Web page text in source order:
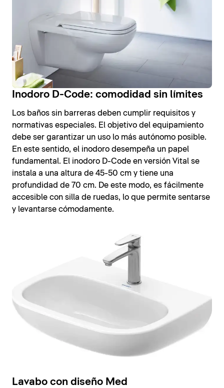
Inodoro D-Code: comodidad sin límites
Los baños sin barreras deben cumplir requisitos y
normativas especiales. El objetivo del equipamiento
debe ser garantizar un uso lo más autónomo posible.
En este sentido, el inodoro desempeña un papel
fundamental. El inodoro D-Code en versión Vital se
instala a una altura de 45-50 cm y tiene una
profundidad de 70 cm. De este modo, es fácilmente
accesible con silla de ruedas, lo que permite sentarse
y levantarse cómodamente.
Lavabo con diseño Med